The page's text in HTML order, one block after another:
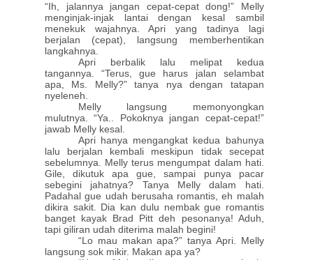
“Ih, jalannya jangan cepat-cepat dong!” Melly
menginjak-injak lantai dengan kesal sambil
menekuk wajahnya. Apri yang tadinya lagi
berjalan (cepat), langsung memberhentikan
langkahnya.
Apri berbalik lalu melipat kedua
tangannya. “Terus, gue harus jalan selambat
apa, Ms. Melly?” tanya nya dengan tatapan
nyeleneh.
Melly langsung memonyongkan
mulutnya. “Ya.. Pokoknya jangan cepat-cepat!”
jawab Melly kesal.
Apri hanya mengangkat kedua bahunya
lalu berjalan kembali meskipun tidak secepat
sebelumnya. Melly terus mengumpat dalam hati.
Gile, dikutuk apa gue, sampai punya pacar
sebegini jahatnya? Tanya Melly dalam hati.
Padahal gue udah berusaha romantis, eh malah
dikira sakit. Dia kan dulu nembak gue romantis
banget kayak Brad Pitt deh pesonanya! Aduh,
tapi giliran udah diterima malah begini!
“Lo mau makan apa?” tanya Apri. Melly
langsung sok mikir. Makan apa ya?